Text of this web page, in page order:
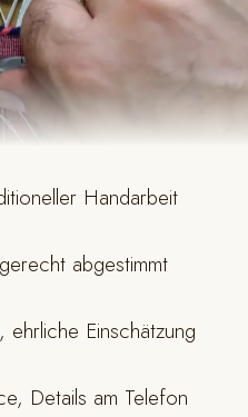
Handarbeit
abgestimmt
ehrliche Einschätzung
Details am Telefon